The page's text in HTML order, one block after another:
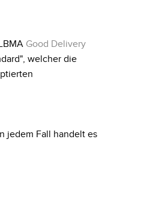
Good Delivery
welcher die
jedem Fall handelt es